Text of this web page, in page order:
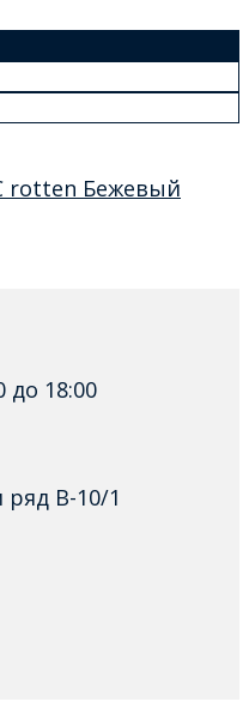
rotten Бежевый
до 18:00
В-10/1